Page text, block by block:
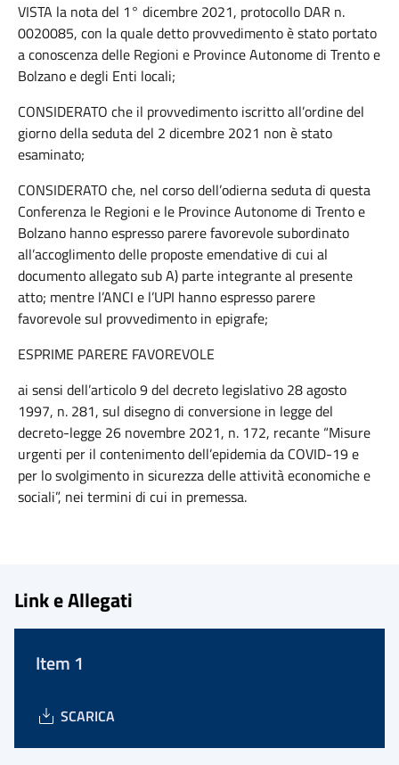
VISTA la nota del 1° dicembre 2021, protocollo DAR n.
0020085, con la quale detto provvedimento è stato portato
a conoscenza delle Regioni e Province Autonome di Trento e
Bolzano e degli Enti locali;
CONSIDERATO che il provvedimento iscritto all’ordine del
giorno della seduta del 2 dicembre 2021 non è stato
esaminato;
CONSIDERATO che, nel corso dell’odierna seduta di questa
Conferenza le Regioni e le Province Autonome di Trento e
Bolzano hanno espresso parere favorevole subordinato
all’accoglimento delle proposte emendative di cui al
documento allegato sub A) parte integrante al presente
atto; mentre l’ANCI e l’UPI hanno espresso parere
favorevole sul provvedimento in epigrafe;
ESPRIME PARERE FAVOREVOLE
ai sensi dell’articolo 9 del decreto legislativo 28 agosto
1997, n. 281, sul disegno di conversione in legge del
decreto-legge 26 novembre 2021, n. 172, recante “Misure
urgenti per il contenimento dell’epidemia da COVID-19 e
per lo svolgimento in sicurezza delle attività economiche e
sociali”, nei termini di cui in premessa.
Link e Allegati
Item 1
SCARICA